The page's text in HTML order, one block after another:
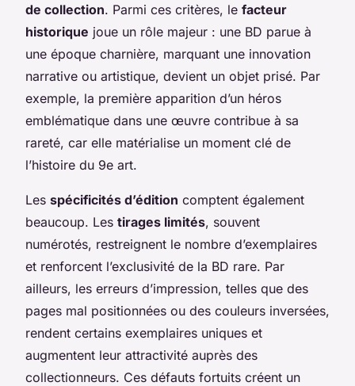
de collection. Parmi ces critères, le facteur
historique joue un rôle majeur : une BD parue à
une époque charnière, marquant une innovation
narrative ou artistique, devient un objet prisé. Par
exemple, la première apparition d’un héros
emblématique dans une œuvre contribue à sa
rareté, car elle matérialise un moment clé de
l’histoire du 9e art.
Les spécificités d’édition comptent également
beaucoup. Les tirages limités, souvent
numérotés, restreignent le nombre d’exemplaires
et renforcent l’exclusivité de la BD rare. Par
ailleurs, les erreurs d’impression, telles que des
pages mal positionnées ou des couleurs inversées,
rendent certains exemplaires uniques et
augmentent leur attractivité auprès des
collectionneurs. Ces défauts fortuits créent un